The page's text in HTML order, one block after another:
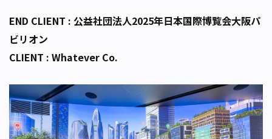
END CLIENT : 公益社団法人2025年日本国際博覧会大阪パ
ビリオン
CLIENT : Whatever Co.